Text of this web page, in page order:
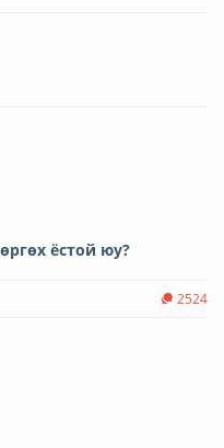
ёстой юу?
2524